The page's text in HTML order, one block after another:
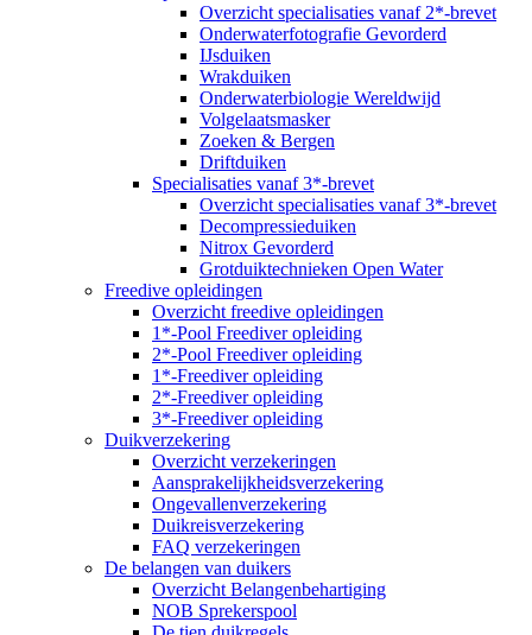
Overzicht specialisaties vanaf 2*-brevet
Onderwaterfotografie Gevorderd
IJsduiken
Wrakduiken
Onderwaterbiologie Wereldwijd
Volgelaatsmasker
Zoeken & Bergen
Driftduiken
Specialisaties vanaf 3*-brevet
Overzicht specialisaties vanaf 3*-brevet
Decompressieduiken
Nitrox Gevorderd
Grotduiktechnieken Open Water
Freedive opleidingen
Overzicht freedive opleidingen
1*-Pool Freediver opleiding
2*-Pool Freediver opleiding
1*-Freediver opleiding
2*-Freediver opleiding
3*-Freediver opleiding
Duikverzekering
Overzicht verzekeringen
Aansprakelijkheidsverzekering
Ongevallenverzekering
Duikreisverzekering
FAQ verzekeringen
De belangen van duikers
Overzicht Belangenbehartiging
NOB Sprekerspool